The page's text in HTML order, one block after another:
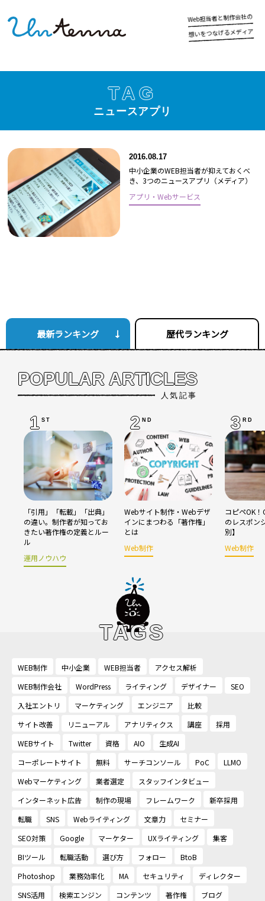
Web担当者と制作会社の
想いをつなげるメディア
TAG
ニュースアプリ
2016.08.17
中小企業のWEB担当者が抑えておくべ
き、3つのニュースアプリ（メディア）
アプリ・Webサービス
最新ランキング 歴代ランキング
POPULAR ARTICLES
人気記事
1 ST
「引用」「転載」「出典」
の違い。制作者が知ってお
きたい著作権の定義とルー
ル
運用ノウハウ
2 ND
Webサイト制作・Webデザ
インにまつわる「著作権」
とは
Web制作
3 RD
コピペOK
のレスポン
別】
Web制作
TAGS
WEB制作 中小企業 WEB担当者
アクセス解析
WEB制作会社
WordPress ライティング デザイナー
SEO
入社エントリ
マーケティング エンジニア
比較
サイト改善
リニューアル アナリティクス 講座
採用
WEBサイト
Twitter 資格 AIO
生成AI
コーポレートサイト
無料 サーチコンソール PoC
LLMO
Webマーケティング
業者選定
スタッフインタビュー
インターネット広告
制作の現場 フレームワーク
新卒採用
転職
SNS Webライティング 文章力
セミナー
SEO対策
Google マーケター UXライティング
集客
BIツール
転職活動 選び方 フォロー
BtoB
Photoshop
業務効率化 MA セキュリティ
ディレクター
SNS活用
検索エンジン コンテンツ 著作権
ブログ